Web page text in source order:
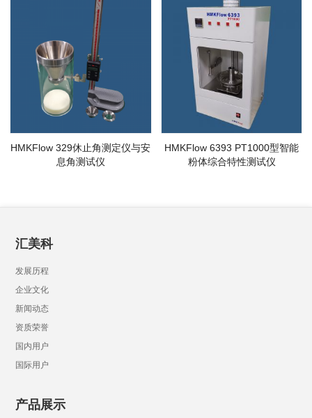
HMKFlow 329休止角测定仪与安
息角测试仪
HMKFlow 6393 PT1000型智能
粉体综合特性测试仪
汇美科
发展历程
企业文化
新闻动态
资质荣誉
国内用户
国际用户
产品展示